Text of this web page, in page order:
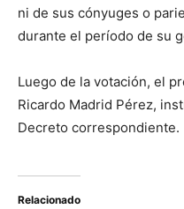
ni de sus cónyuges o
durante el período de su
Luego de la votación, el
Ricardo Madrid Pérez,
Decreto correspondiente.
Relacionado